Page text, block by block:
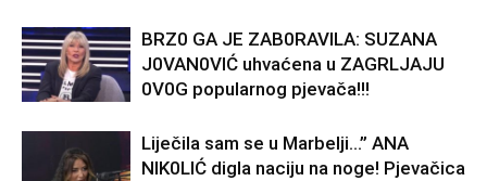
BRZ0 GA JE ZAB0RAVlLA: SUZANA
J0VAN0VIĆ uhvaćena u ZAGRLJAJU
0V0G popularnog pjevača!!!
Liječila sam se u Marbelji…” ANA
NlK0LlĆ digla naciju na noge! Pjevačica